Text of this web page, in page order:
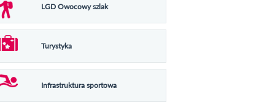
LGD Owocowy szlak
Turystyka
Infrastruktura sportowa